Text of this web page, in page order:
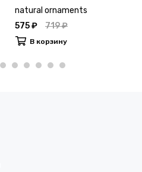
natural ornaments
575 ₽
719 ₽
В корзину